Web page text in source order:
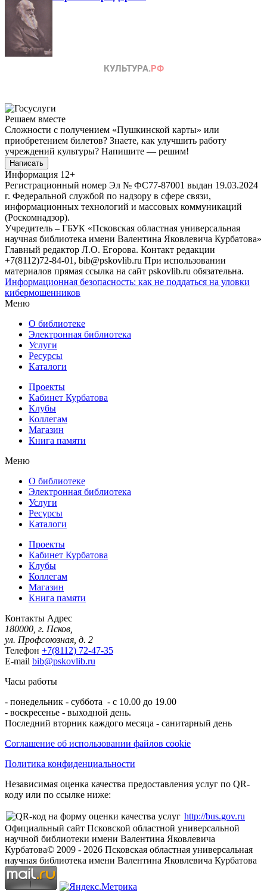
Решаем вместе
Сложности с получением «Пушкинской карты» или
приобретением билетов? Знаете, как улучшить работу
учреждений культуры? Напишите — решим!
Написать
Информация 12+
Регистрационный номер Эл № ФС77-87001 выдан 19.03.2024
г. Федеральной службой по надзору в сфере связи,
информационных технологий и массовых коммуникаций
(Роскомнадзор).
Учредитель – ГБУК «Псковская областная универсальная
научная библиотека имени Валентина Яковлевича Курбатова»
Главный редактор Л.О. Егорова. Контакт редакции
+7(8112)72-84-01, bib@pskovlib.ru При использовании
материалов прямая ссылка на сайт pskovlib.ru обязательна.
Информационная безопасность: как не поддаться на уловки
кибермошенников
Меню
О библиотеке
Электронная библиотека
Услуги
Ресурсы
Каталоги
Проекты
Кабинет Курбатова
Клубы
Коллегам
Магазин
Книга памяти
Меню
О библиотеке
Электронная библиотека
Услуги
Ресурсы
Каталоги
Проекты
Кабинет Курбатова
Клубы
Коллегам
Магазин
Книга памяти
Контакты Адрес
180000, г. Псков,
ул. Профсоюзная, д. 2
Телефон +7(8112) 72-47-35
E-mail bib@pskovlib.ru
Часы работы
- понедельник - суббота - с 10.00 до 19.00
- воскресенье - выходной день.
Последний вторник каждого месяца - санитарный день
Соглашение об использовании файлов cookie
Политика конфиденциальности
Независимая оценка качества предоставления услуг по QR-
коду или по ссылке ниже:
http://bus.gov.ru
Официальный сайт Псковской областной универсальной
научной библиотеки имени Валентина Яковлевича
Курбатова© 2009 - 2026 Псковская областная универсальная
научная библиотека имени Валентина Яковлевича Курбатова